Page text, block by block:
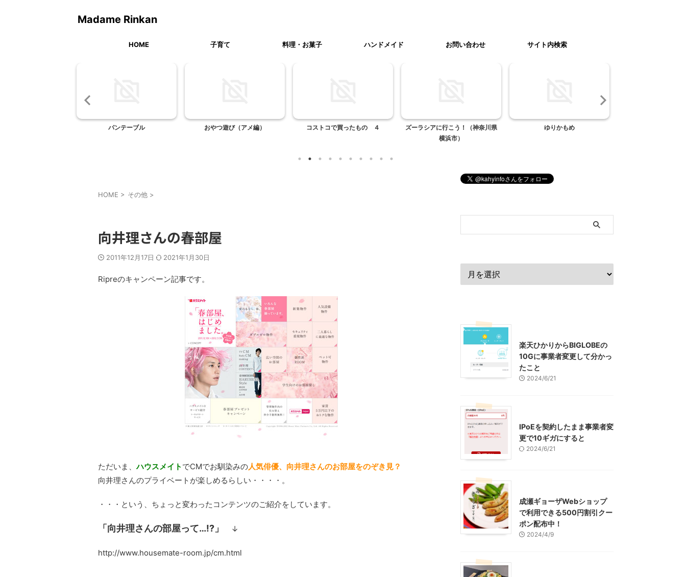
Madame Rinkan
HOME 子育て 料理・お菓子 ハンドメイド お問い合わせ サイト内検索
パンテーブル おやつ遊び（アメ編） コストコで買ったもの ４
ズーラシアに行こう！（神奈川県
横浜市）
ゆりかもめ
HOME > その他 >
向井理さんの春部屋
2011年12月17日 2021年1月30日
Ripreのキャンペーン記事です。
ただいま、ハウスメイト でCMでお馴染みの人気俳優、向井理さんのお部屋をのぞき見？
向井理さんのプライベートが楽しめるらしい・・・・。
・・・という、ちょっと変わったコンテンツのご紹介をしています。
「向井理さんの部屋って…!?」 ↓
http://www.housemate-room.jp/cm.html
楽天ひかりからBIGLOBEの
10Gに事業者変更して分かっ
たこと
2024/6/21
IPoEを契約したまま事業者変
更で10ギガにすると
2024/6/21
成瀬ギョーザWebショップ
で利用できる500円割引クー
ポン配布中！
2024/4/9